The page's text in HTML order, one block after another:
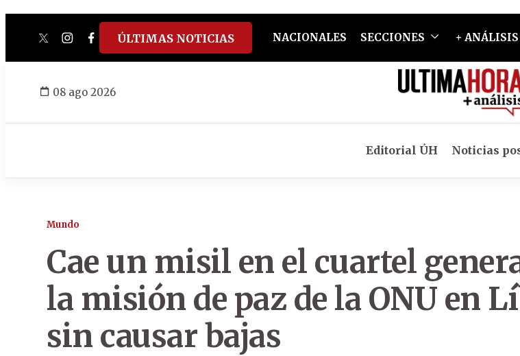
twitterinstagram
facebook
tiktokyoutube
spotify
ÚLTIMAS NOTICIAS NACIONALES SECCIONES + ANÁLISIS
08 ago 2026
Editorial ÚH Noticias
Mundo
Cae un misil en el cuartel
la misión de paz de la ONU en
sin causar bajas